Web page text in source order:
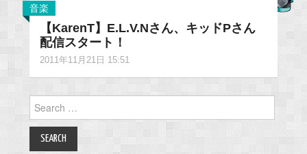
音楽
【KarenT】E.L.V.Nさん、キッドPさん
配信スタート！
2011年11月21日 15:51
Search
for: